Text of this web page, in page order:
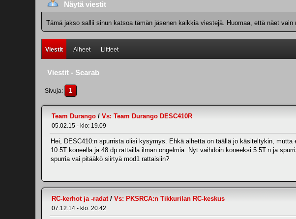
Näytä viestit
Tämä jakso sallii sinun katsoa tämän jäsenen kaikkia viestejä. Huomaa, että näet
Viestit Aiheet Liitteet
Viestit - Scarab
Sivuja 1
Team Durango / Vs: Team Durango DESC410R
05.02.15 - klo: 19.09
Hei, DESC410:n spurrista olisi kysymys. Ehkä aihetta on täällä jo käsiteltykin,
10.5T koneella ja 48 dp rattailla ilman ongelmia. Nyt vaihdoin koneeksi 5.5T:n ja
spurria vai pitääkö siirtyä mod1 rattaisiin?
RC-kerhot ja -radat/ Vs: PKSRCA:n Tikkurilan RC-keskus
07.12.14 - klo: 20.42